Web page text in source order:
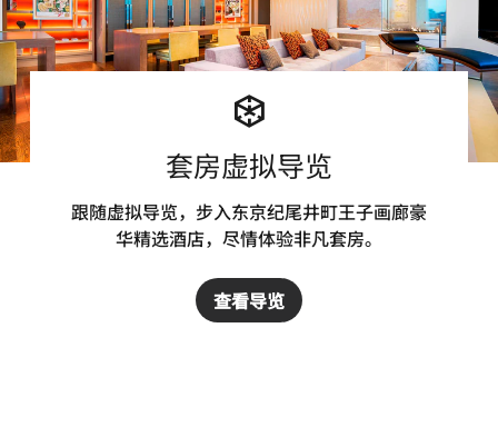
套房虚拟导览
跟随虚拟导览，步入东京纪尾井町王子画廊豪
华精选酒店，尽情体验非凡套房。
查看导览